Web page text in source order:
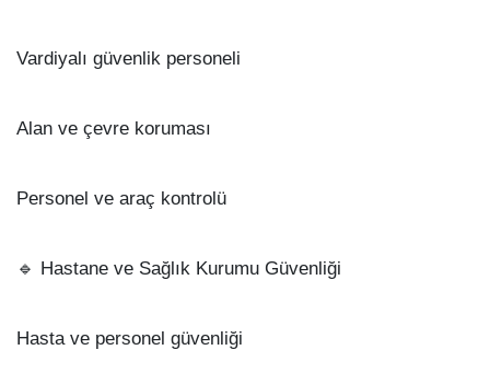
Vardiyalı güvenlik personeli
Alan ve çevre koruması
Personel ve araç kontrolü
🔹 Hastane ve Sağlık Kurumu Güvenliği
Hasta ve personel güvenliği